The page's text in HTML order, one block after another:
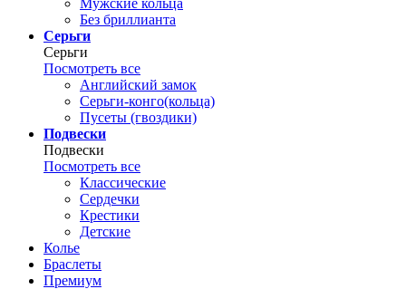
Мужские кольца
Без бриллианта
Серьги
Серьги
Посмотреть все
Английский замок
Серьги-конго(кольца)
Пусеты (гвоздики)
Подвески
Подвески
Посмотреть все
Классические
Сердечки
Крестики
Детские
Колье
Браслеты
Премиум